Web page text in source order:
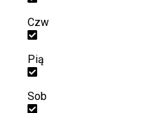
Czw
Pią
Sob